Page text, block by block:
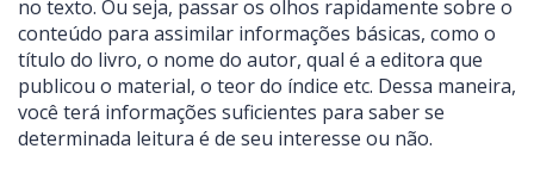
no texto. Ou seja, passar os olhos rapidamente sobre o
conteúdo para assimilar informações básicas, como o
título do livro, o nome do autor, qual é a editora que
publicou o material, o teor do índice etc. Dessa maneira,
você terá informações suficientes para saber se
determinada leitura é de seu interesse ou não.